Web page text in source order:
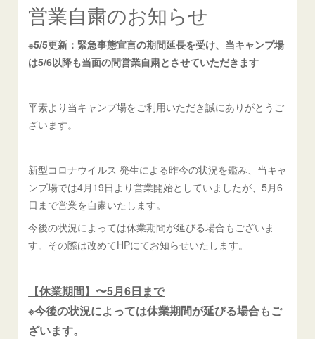
営業自粛のお知らせ
※5/5更新：緊急事態宣言の期間延長を受け、当キャンプ場
は5/6以降も当面の間営業自粛とさせていただきます
平素より当キャンプ場をご利用いただき誠にありがとうご
ざいます。
新型コロナウイルス 発生による昨今の状況を鑑み、当キャ
ンプ場では4月19日より営業開始としていましたが、5月6
日まで営業を自粛いたします。
今後の状況によっては休業期間が延びる場合もございま
す。その際は改めてHPにてお知らせいたします。
【休業期間】〜5月6日まで
※今後の状況によっては休業期間が延びる場合もご
ざいます。